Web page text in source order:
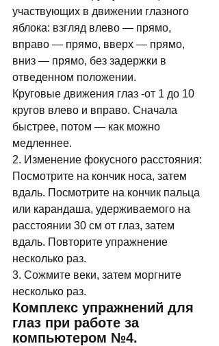
участвующих в движении глазного
яблока: взгляд влево — прямо,
вправо — прямо, вверх — прямо,
вниз — прямо, без задержки в
отведенном положении.
Круговые движения глаз -от 1 до 10
кругов влево и вправо. Сначала
быстрее, потом — как можно
медленнее.
2. Изменение фокусного расстояния:
Посмотрите на кончик носа, затем
вдаль. Посмотрите на кончик пальца
или карандаша, удерживаемого на
расстоянии 30 см от глаз, затем
вдаль. Повторите упражнение
несколько раз.
3. Сожмите веки, затем моргните
несколько раз.
Комплекс упражнений для
глаз при работе за
компьютером №4.